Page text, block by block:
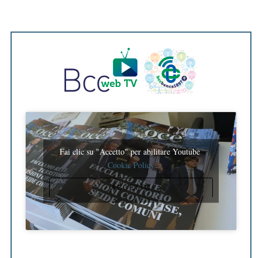
Fai clic su "Accetto" per abilitare Youtube
Cookie Policy
ACCETTO